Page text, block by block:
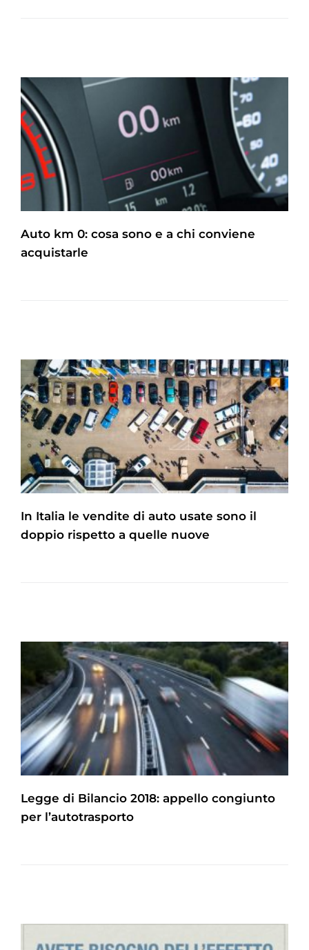
Auto km 0: cosa sono e a chi conviene
acquistarle
In Italia le vendite di auto usate sono il
doppio rispetto a quelle nuove
Legge di Bilancio 2018: appello congiunto
per l’autotrasporto